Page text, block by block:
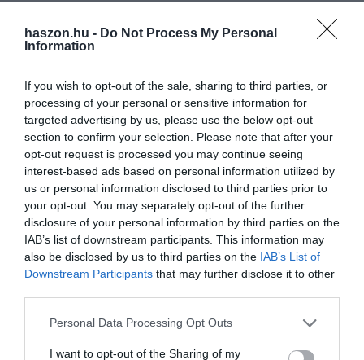
haszon.hu - Do Not Process My Personal
Information
If you wish to opt-out of the sale, sharing to third parties, or
processing of your personal or sensitive information for
targeted advertising by us, please use the below opt-out
section to confirm your selection. Please note that after your
opt-out request is processed you may continue seeing
interest-based ads based on personal information utilized by
us or personal information disclosed to third parties prior to
your opt-out. You may separately opt-out of the further
disclosure of your personal information by third parties on the
IAB’s list of downstream participants. This information may
also be disclosed by us to third parties on the IAB’s List of
Downstream Participants that may further disclose it to other
Please note that this website/app uses one or more Google
not limited to your visit or usage behaviour. You may click to
Personal Data Processing Opt Outs
I want to opt-out of the Sharing of my